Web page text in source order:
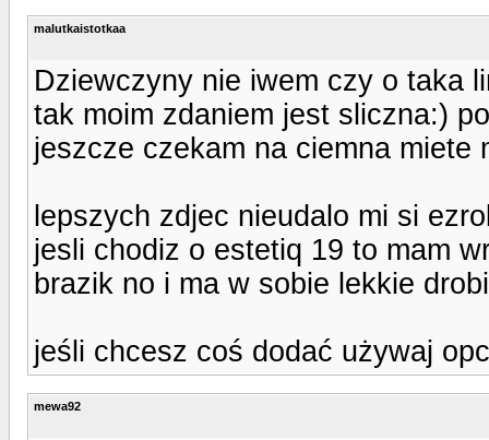
malutkaistotkaa
Dziewczyny nie iwem czy o taka
tak moim zdaniem jest sliczna:)
jeszcze czekam na ciemna
lepszych zdjec nieudalo mi si
jesli chodiz o estetiq 19 to mam
brazik no i ma w sobie lekkie
jeśli chcesz coś dodać używaj
mewa92